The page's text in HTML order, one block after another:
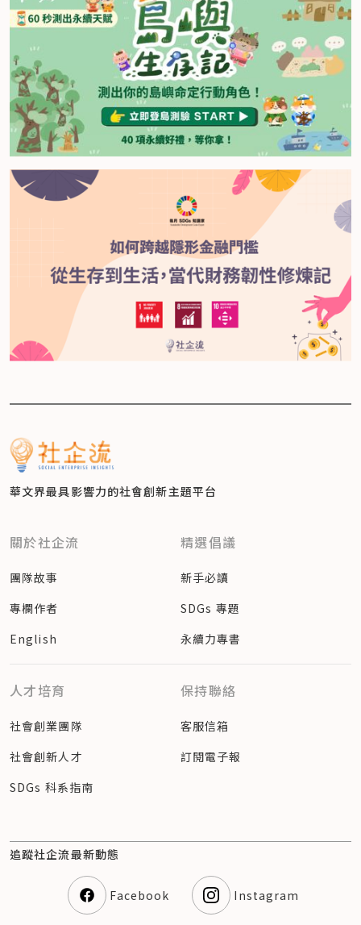
華文界最具影響力的社會創新主題平台
關於社企流
團隊故事
專欄作者
English
精選倡議
新手必讀
SDGs 專題
永續力專書
人才培育
社會創業團隊
社會創新人才
SDGs 科系指南
保持聯絡
客服信箱
訂閱電子報
追蹤社企流最新動態
Facebook Instagram